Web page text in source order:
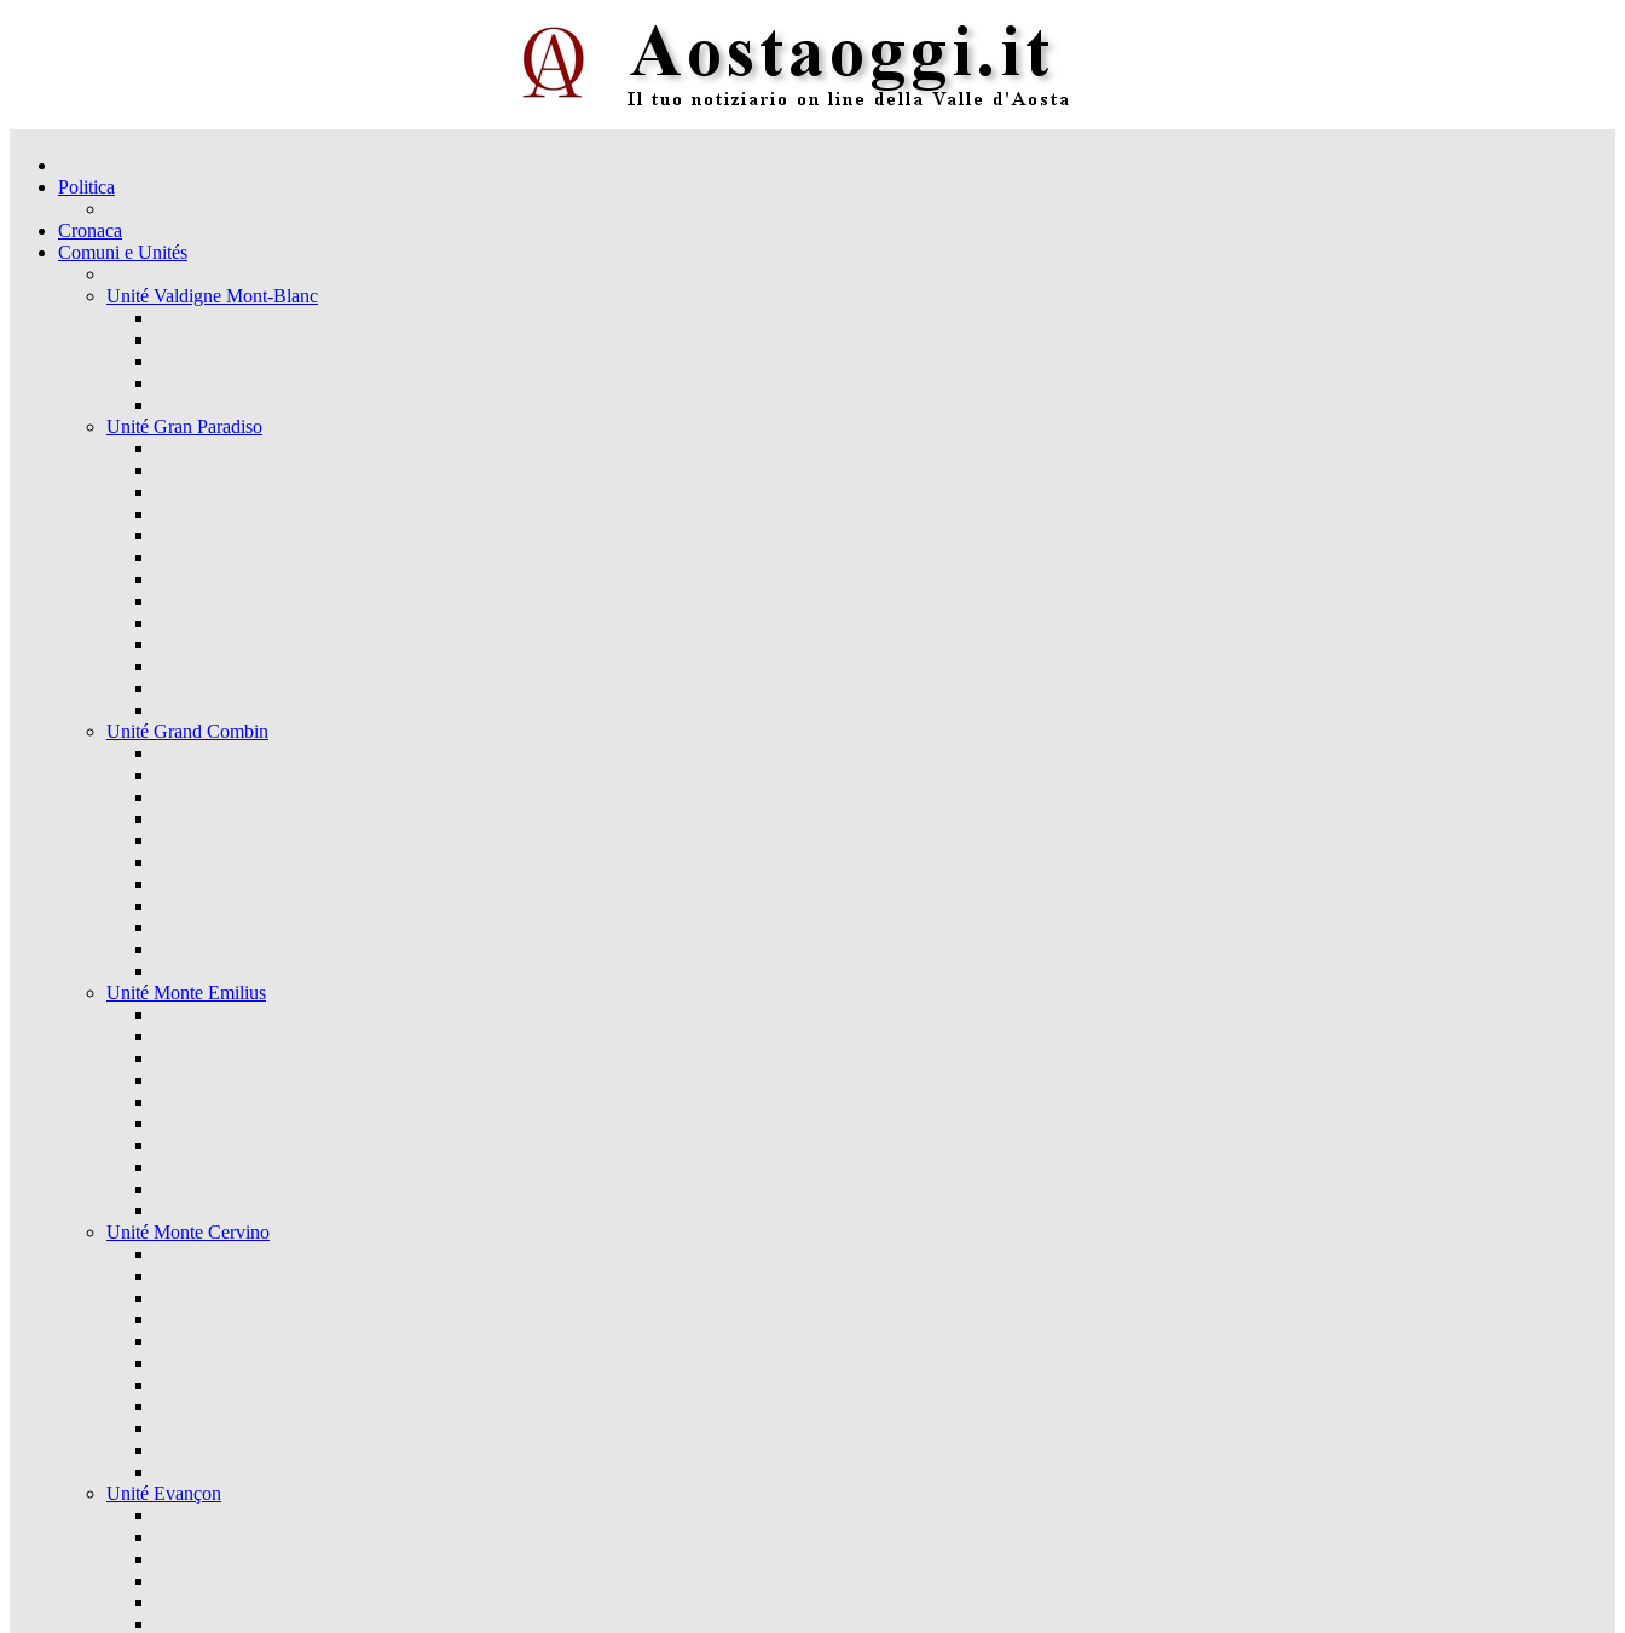
Politica
Cronaca
Comuni e Unités
Unité Valdigne Mont-Blanc
Unité Gran Paradiso
Unité Grand Combin
Unité Monte Emilius
Unité Monte Cervino
Unité Evançon